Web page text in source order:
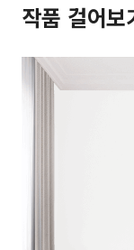
작품 걸어보